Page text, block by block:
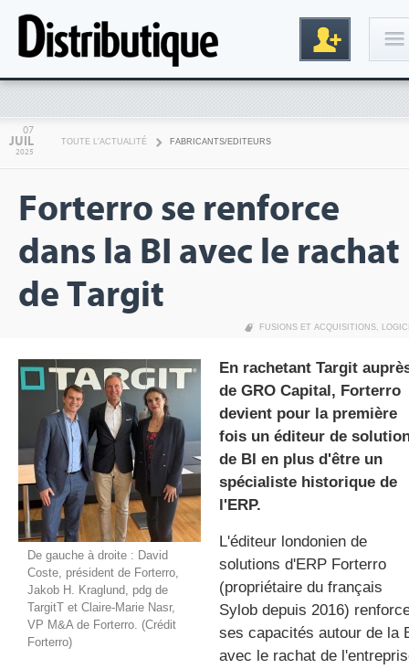
gratuite
07
JUIL
2025
TOUTE L'ACTUALITÉ FABRICANTS/EDITEURS
Forterro se renforce
dans la BI avec le rachat
de Targit
FUSIONS ET ACQUISITIONS,
De gauche à droite : David
Coste, président de Forterro,
Jakob H. Kraglund, pdg de
TargitT et Claire-Marie Nasr,
VP M&A de Forterro. (Crédit
Forterro)
En rachetant Targit
de GRO Capital, Forterro
devient pour la première
fois un éditeur de
de BI en plus d'être un
spécialiste historique de
l'ERP.
L'éditeur londonien de
solutions d'ERP Forterro
(propriétaire du français
Sylob depuis 2016)
ses capacités autour de la
avec le rachat de